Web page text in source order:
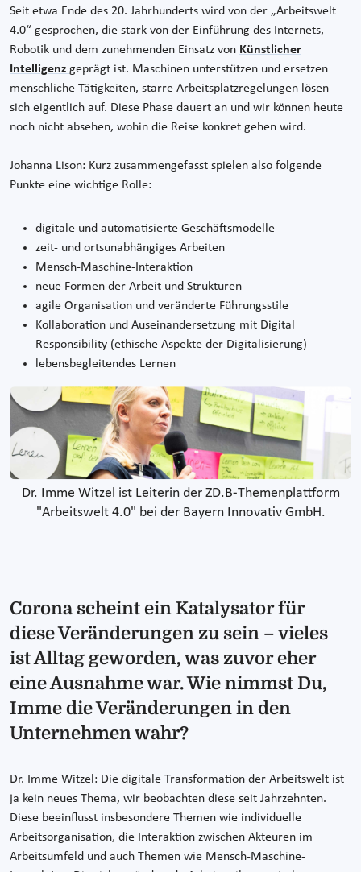
Seit etwa Ende des 20. Jahrhunderts wird von der „Arbeitswelt
4.0“ gesprochen, die stark von der Einführung des Internets,
Robotik und dem zunehmenden Einsatz von Künstlicher
Intelligenz geprägt ist. Maschinen unterstützen und ersetzen
menschliche Tätigkeiten, starre Arbeitsplatzregelungen lösen
sich eigentlich auf. Diese Phase dauert an und wir können heute
noch nicht absehen, wohin die Reise konkret gehen wird.
Johanna Lison: Kurz zusammengefasst spielen also folgende
Punkte eine wichtige Rolle:
digitale und automatisierte Geschäftsmodelle
zeit- und ortsunabhängiges Arbeiten
Mensch-Maschine-Interaktion
neue Formen der Arbeit und Strukturen
agile Organisation und veränderte Führungsstile
Kollaboration und Auseinandersetzung mit Digital
Responsibility (ethische Aspekte der Digitalisierung)
lebensbegleitendes Lernen
Dr. Imme Witzel ist Leiterin der ZD.B-Themenplattform
"Arbeitswelt 4.0" bei der Bayern Innovativ GmbH.
Corona scheint ein Katalysator für
diese Veränderungen zu sein – vieles
ist Alltag geworden, was zuvor eher
eine Ausnahme war. Wie nimmst Du,
Imme die Veränderungen in den
Unternehmen wahr?
Dr. Imme Witzel: Die digitale Transformation der Arbeitswelt ist
ja kein neues Thema, wir beobachten diese seit Jahrzehnten.
Diese beeinflusst insbesondere Themen wie individuelle
Arbeitsorganisation, die Interaktion zwischen Akteuren im
Arbeitsumfeld und auch Themen wie Mensch-Maschine-